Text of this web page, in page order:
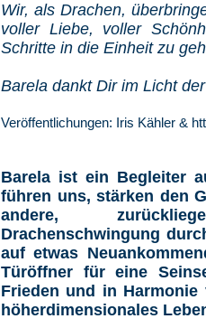
Wir, als Drachen,
voller Liebe, voller
Schritte in die Einheit zu
Barela dankt Dir im Licht
Veröffentlichungen: Iris Kähler &
Barela ist ein Begleiter
führen uns, stärken den
andere,
Drachenschwingung
auf etwas
Türöffner für eine
Frieden und in
höherdimensionales